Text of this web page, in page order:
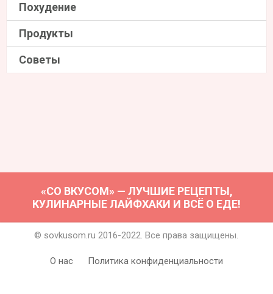
Похудение
Продукты
Советы
«СО ВКУСОМ» — ЛУЧШИЕ РЕЦЕПТЫ,
КУЛИНАРНЫЕ ЛАЙФХАКИ И ВСЁ О ЕДЕ!
© sovkusom.ru 2016-2022. Все права защищены.
О нас Политика конфиденциальности